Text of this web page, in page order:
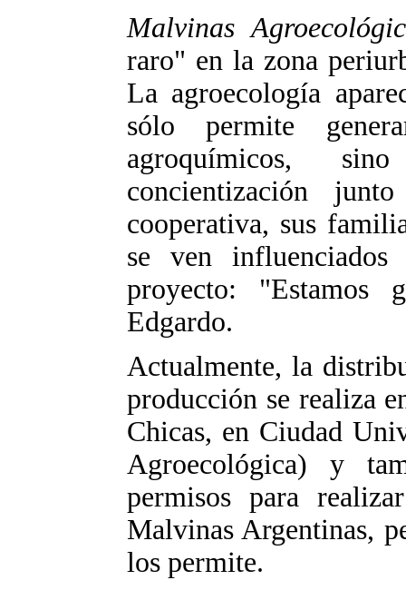
Malvinas
raro" en la zona
La agroecología
sólo permite
agroquímicos,
concientización
cooperativa, sus
se ven
proyecto: "Estamos
Edgardo.
Actualmente, la
producción se realiza
Chicas, en Ciudad
Agroecológica) y
permisos para
Malvinas Argentinas,
los permite.